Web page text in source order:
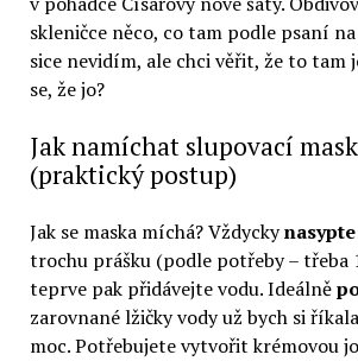
skleničce něco, co tam podle psaní
sice nevidím, ale chci věřit, že to tam
se, že jo?
Jak namíchat slupovací
(praktický postup)
Jak se maska míchá? Vždycky
trochu prášku (podle potřeby – třeba
teprve pak přidávejte vodu. Ideálně
zarovnané lžičky vody už bych si
moc. Potřebujete vytvořit krémovou